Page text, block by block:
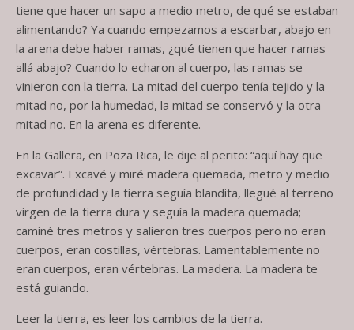
tiene que hacer un sapo a medio metro, de qué se estaban
alimentando? Ya cuando empezamos a escarbar, abajo en
la arena debe haber ramas, ¿qué tienen que hacer ramas
allá abajo? Cuando lo echaron al cuerpo, las ramas se
vinieron con la tierra. La mitad del cuerpo tenía tejido y la
mitad no, por la humedad, la mitad se conservó y la otra
mitad no. En la arena es diferente.
En la Gallera, en Poza Rica, le dije al perito: “aquí hay que
excavar”. Excavé y miré madera quemada, metro y medio
de profundidad y la tierra seguía blandita, llegué al terreno
virgen de la tierra dura y seguía la madera quemada;
caminé tres metros y salieron tres cuerpos pero no eran
cuerpos, eran costillas, vértebras. Lamentablemente no
eran cuerpos, eran vértebras. La madera. La madera te
está guiando.
Leer la tierra, es leer los cambios de la tierra.